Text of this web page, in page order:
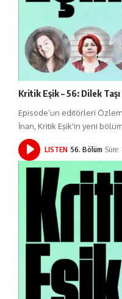
Kritik Eşik – 56: Dilek Taşı
Episode’un editörleri
İnan, Kritik Eşik'in yeni
LISTEN 56. Bölüm Süre: